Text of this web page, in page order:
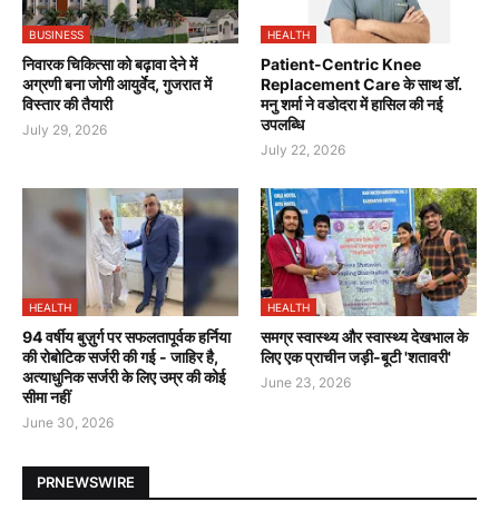
BUSINESS
निवारक चिकित्सा को बढ़ावा देने में
अग्रणी बना जोगी आयुर्वेद, गुजरात में
विस्तार की तैयारी
July 29, 2026
HEALTH
Patient-Centric Knee
Replacement Care के साथ डॉ.
मनु शर्मा ने वडोदरा में हासिल की नई
उपलब्धि
July 22, 2026
HEALTH
94 वर्षीय बुज़ुर्ग पर सफलतापूर्वक हर्निया
की रोबोटिक सर्जरी की गई - जाहिर है,
अत्याधुनिक सर्जरी के लिए उम्र की कोई
सीमा नहीं
June 30, 2026
HEALTH
समग्र स्वास्थ्य और स्वास्थ्य देखभाल के
लिए एक प्राचीन जड़ी-बूटी 'शतावरी'
June 23, 2026
PRNEWSWIRE